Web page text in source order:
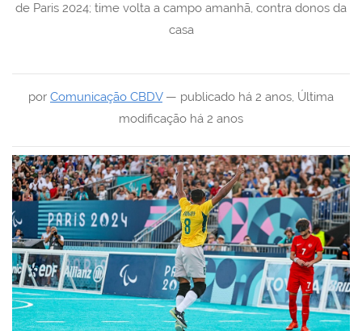
por Comunicação CBDV— publicado há 2 anos, Última
modificação há 2 anos
de Paris 2024; time volta a campo amanhã, contra donos da
casa